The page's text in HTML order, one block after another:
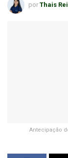
por Thais
Antecipação